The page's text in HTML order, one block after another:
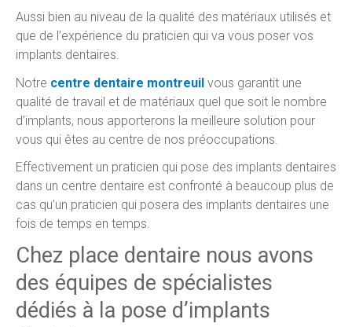
Aussi bien au niveau de la qualité des matériaux utilisés et
que de l’expérience du praticien qui va vous poser vos
implants dentaires.
Notre centre dentaire montreuil vous garantit une
qualité de travail et de matériaux quel que soit le nombre
d’implants, nous apporterons la meilleure solution pour
vous qui êtes au centre de nos préoccupations.
Effectivement un praticien qui pose des implants dentaires
dans un centre dentaire est confronté à beaucoup plus de
cas qu’un praticien qui posera des implants dentaires une
fois de temps en temps.
Chez place dentaire nous avons
des équipes de spécialistes
dédiés à la pose d’implants